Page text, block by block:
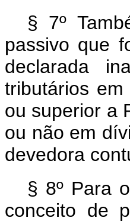
§ 7º
passivo que
declarada
tributários
ou superior a
ou não em
devedora
§ 8º Para
conceito de